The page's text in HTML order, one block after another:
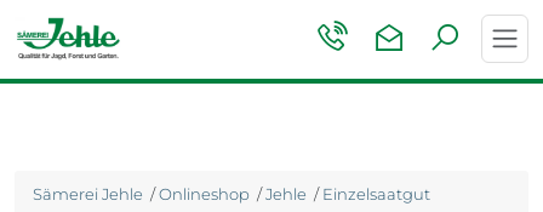
Sämerei Jehle /Onlineshop /Jehle /Einzelsaatgut